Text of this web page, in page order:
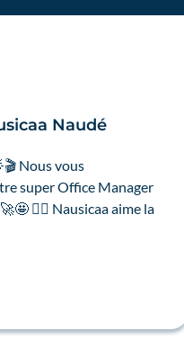
Naudé
Nous vous
super Office Manager
🤹‍♀️ Nausicaa aime la